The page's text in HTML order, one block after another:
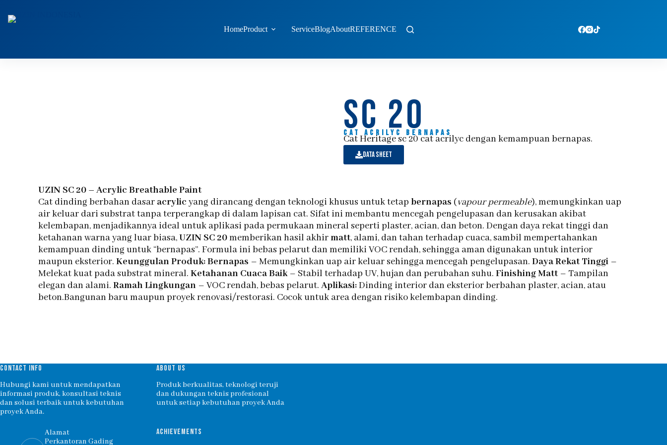
HomeProduct ServiceBlogAboutREFERENCE
sc 20
Cat acrilyc Bernapas
Cat Heritage sc 20 cat acrilyc dengan kemampuan bernapas.
Data sheet
UZIN SC 20 – Acrylic Breathable Paint
Cat dinding berbahan dasar acrylic yang dirancang dengan teknologi khusus untuk tetapbernapas (vapour permeable), memungkinkan uap
air keluar dari substrat tanpa terperangkap di dalam lapisan cat. Sifat ini membantu mencegah pengelupasan dan kerusakan akibat
kelembapan, menjadikannya ideal untuk aplikasi pada permukaan mineral seperti plaster, acian, dan beton. Dengan daya rekat tinggi dan
ketahanan warna yang luar biasa,UZIN SC 20memberikan hasil akhirmatt, alami, dan tahan terhadap cuaca, sambil mempertahankan
kemampuan dinding untuk “bernapas”. Formula ini bebas pelarut dan memiliki VOC rendah, sehingga aman digunakan untuk interior
maupun eksterior.Keunggulan Produk: Bernapas – Memungkinkan uap air keluar sehingga mencegah pengelupasan.Daya Rekat Tinggi –
Melekat kuat pada substrat mineral.Ketahanan Cuaca Baik– Stabil terhadap UV, hujan dan perubahan suhu.Finishing Matt – Tampilan
elegan dan alami.Ramah Lingkungan – VOC rendah, bebas pelarut.Aplikasi:Dinding interior dan eksterior berbahan plaster, acian, atau
beton.Bangunan baru maupun proyek renovasi/restorasi. Cocok untuk area dengan risiko kelembapan dinding.
CONTACT INFO
Hubungi kami untuk mendapatkan
informasi produk, konsultasi teknis
dan solusi terbaik untuk kebutuhan
proyek Anda.
Alamat
Perkantoran Gading
ABOUT US
Produk berkualitas, teknologi teruji
dan dukungan teknis profesional
untuk setiap kebutuhan proyek Anda
ACHIEVEMENTS